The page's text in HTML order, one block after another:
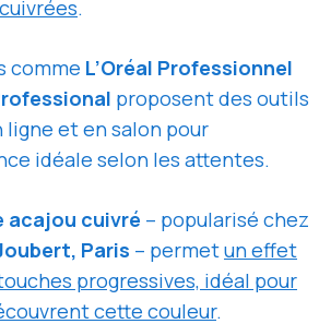
.
comme L’Oréal Professionnel
proposent des outils
et en salon pour
idéale selon les attentes.
acajou cuivré – popularisé chez
Paris – permetun effet
progressives, idéal pour
cette couleur.